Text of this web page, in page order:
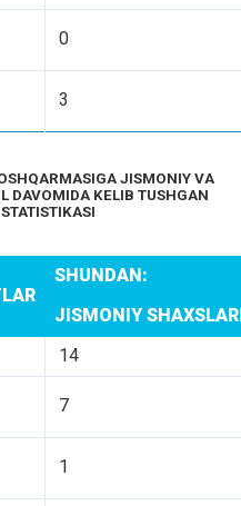
0
3
JISMONIY VA
DAVOMIDA KELIB TUSHGAN
SHUNDAN:
JISMONIY
14
7
1